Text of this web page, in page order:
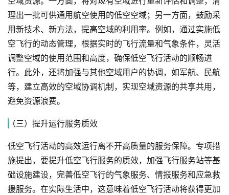
理出一批可供通用航空使用的低空空域；另一方面，鼓励采
用新技术、新方法，提高空域的利用率。例如，通过实施低
空飞行的动态管理，根据实时的飞行流量和气象条件，灵活
调整空域的使用范围和高度，确保低空飞行活动的顺畅进
行。此外，还将加强与其他空域用户的协调，如军航、民航
等，建立高效的空域协调机制，实现空域资源的共享共用，
避免资源浪费。
（三）提升运行服务质效
低空飞行活动的高效运行离不开高质量的服务保障。专项措
施提出，要提升低空飞行服务的质效，加强飞行服务站等基
础设施建设，完善低空飞行的气象服务、情报服务和应急救
援服务。在实际生活中，这意味着低空飞行活动将获得更加